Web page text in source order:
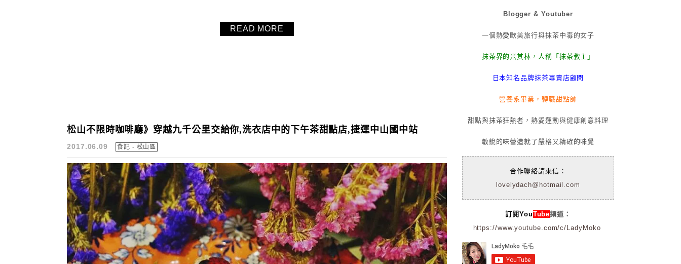
READ MORE
松山不限時咖啡廳》穿越九千公里交給你,洗衣店中的下午茶甜點店,捷運中山國中站
2017.06.09 食記 - 松山區
Blogger & Youtuber
一個熱愛歐美旅行與抹茶中毒的女子
抹茶界的米其林，人稱「抹茶教主」
日本知名品牌抹茶專賣店顧問
營養系畢業，轉職甜點師
甜點與抹茶狂熱者，熱愛運動與健康創意料理
敏銳的味蕾造就了嚴格又精確的味覺
合作聯絡請來信：
lovelydach@hotmail.com
訂閱YouTube頻道：
https://www.youtube.com/c/LadyMoko